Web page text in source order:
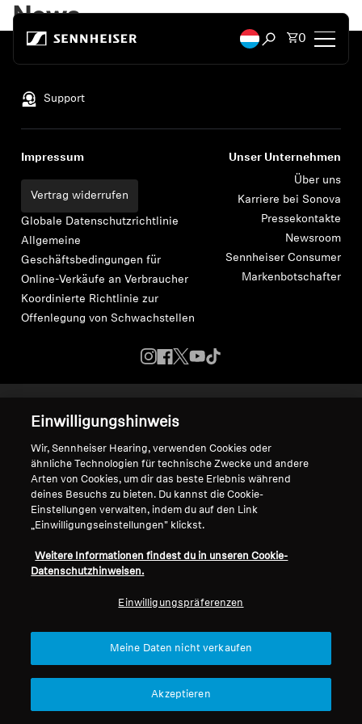
Suchfenster
Artikel im
0
Kopfhörer
Style
Verwendungszweck
Serie
Bluetooth Dongles
Empfohlene Kopfhörer
Hearing
Hearing
News
Support
Impressum
Vertrag widerrufen
Globale Datenschutzrichtlinie
Allgemeine
Geschäftsbedingungen für
Online-Verkäufe an Verbraucher
Koordinierte Richtlinie zur
Offenlegung von Schwachstellen
Unser Unternehmen
Über uns
Karriere bei Sonova
Pressekontakte
Newsroom
Sennheiser Consumer
Markenbotschafter
Erklärung zur digitalen Barrierefreiheit
© 2026 Sonova Consumer Hearing GmbH
Wir akzeptieren:
Einwilligungshinweis
Wir, Sennheiser Hearing, verwenden Cookies oder
ähnliche Technologien für technische Zwecke und andere
Arten von Cookies, um dir das beste Erlebnis während
deines Besuchs zu bieten. Du kannst die Cookie-
Einstellungen verwalten, indem du auf den Link
„Einwilligungseinstellungen" klickst.
Weitere Informationen findest du in unseren Cookie-
Datenschutzhinweisen.
Einwilligungspräferenzen
Meine Daten nicht verkaufen
Akzeptieren